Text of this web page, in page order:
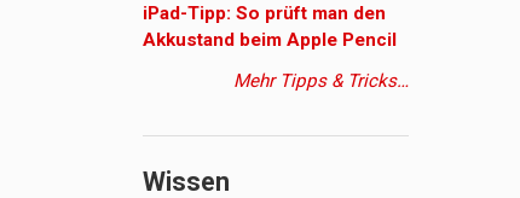
iPad-Tipp: So prüft man den
Akkustand beim Apple Pencil
Mehr Tipps & Tricks…
Wissen